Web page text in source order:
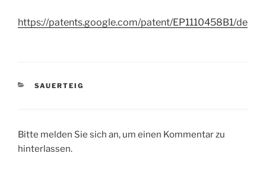
https://patents.google.com/patent/EP1110458B1/de
KATEGORIEN
SAUERTEIG
Bitte melden Sie sich an, um einen Kommentar zu
hinterlassen.